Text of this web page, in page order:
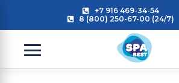
+7 916 469-34-54
8 (800) 250-67-00 (24/7)